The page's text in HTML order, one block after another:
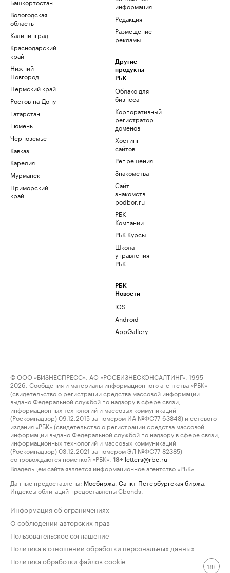
Башкортостан
Вологодская
область
Калининград
Краснодарский
край
Нижний
Новгород
Пермский край
Ростов-на-Дону
Татарстан
Тюмень
Черноземье
Кавказ
Карелия
Мурманск
Приморский
край
информация
Редакция
Размещение
рекламы
Другие
продукты
РБК
Облако для
бизнеса
Корпоративный
регистратор
доменов
Хостинг
сайтов
Рег.решения
Знакомства
Сайт
знакомств
podbor.ru
РБК
Компании
РБК Курсы
Школа
управления
РБК
РБК
Новости
iOS
Android
AppGallery
© ООО «БИЗНЕСПРЕСС», АО «РОСБИЗНЕСКОНСАЛТИНГ», 1995–
2026. Сообщения и материалы информационного агентства «РБК»
(свидетельство о регистрации средства массовой информации
выдано Федеральной службой по надзору в сфере связи,
информационных технологий и массовых коммуникаций
(Роскомнадзор) 09.12.2015 за номером ИА №ФС77-63848) и сетевого
издания «РБК» (свидетельство о регистрации средства массовой
информации выдано Федеральной службой по надзору в сфере связи,
информационных технологий и массовых коммуникаций
(Роскомнадзор) 03.12.2021 за номером ЭЛ №ФС77-82385)
сопровождаются пометкой «РБК».
18+ letters@rbc.ru
Владельцем сайта является информационное агентство «РБК».
Данные предоставлены: Мосбиржа Санкт-Петербургская биржа
Индексы облигаций предоставлены Cbonds.
Информация об ограничениях
О соблюдении авторских прав
Пользовательское соглашение
Политика в отношении обработки персональных данных
Политика обработки файлов cookie
18+